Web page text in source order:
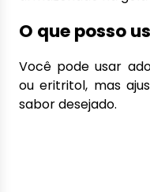
O que posso
Você pode usar
ou eritritol, mas
sabor desejado.